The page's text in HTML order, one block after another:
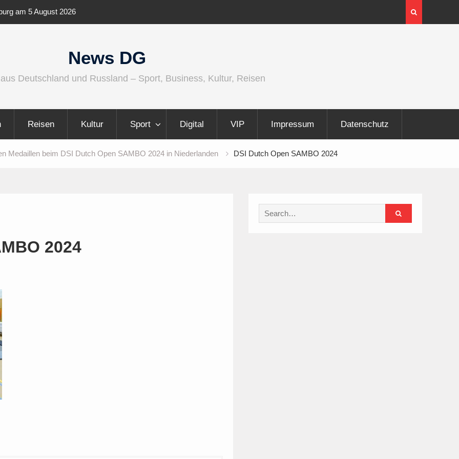
am 5 August 2026
vielfältiger
News DG
Deutschland und Russland – Sport, Business, Kultur, Reisen
Reisen Kultur Sport Digital VIP Impressum Datenschutz
Medaillen beim DSI Dutch Open SAMBO 2024 in Niederlanden DSI Dutch Open SAMBO 2024
2024
Search
for: